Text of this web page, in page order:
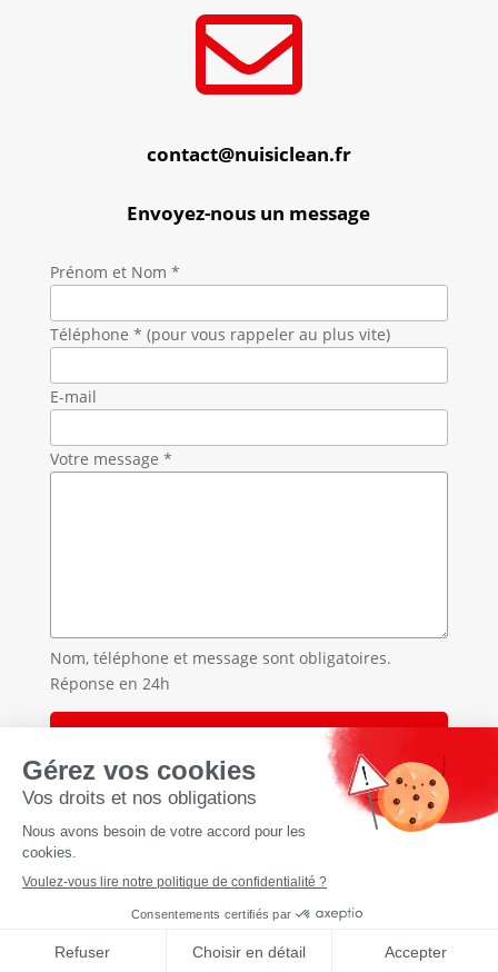

contact@nuisiclean.fr
Envoyez-nous un message
Prénom et Nom *
Téléphone * (pour vous rappeler au plus vite)
E-mail
Votre message *
Nom, téléphone et message sont obligatoires.
Réponse en 24h
» Traitement des punaises de lit en Savoie»
Traitement des punaises de lit à Bozel
À propos
CGU Cookies Politique de